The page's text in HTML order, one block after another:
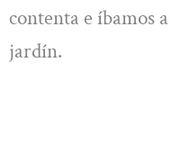
contenta e íbamos
jardín.